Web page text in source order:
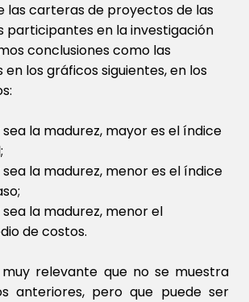
las carteras de proyectos de las
participantes en la investigación
conclusiones como las
los gráficos siguientes, en los
la madurez, mayor es el índice
la madurez, menor es el índice
la madurez, menor el
de costos.
relevante que no se muestra
anteriores, pero que puede ser